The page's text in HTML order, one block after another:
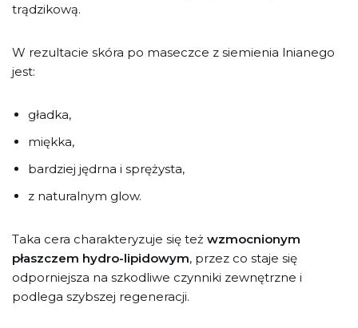
trądzikową.
W rezultacie skóra po maseczce z siemienia lnianego
jest:
gładka,
miękka,
bardziej jędrna i sprężysta,
z naturalnym glow.
Taka cera charakteryzuje się też wzmocnionym
płaszczem hydro-lipidowym, przez co staje się
odporniejsza na szkodliwe czynniki zewnętrzne i
podlega szybszej regeneracji.